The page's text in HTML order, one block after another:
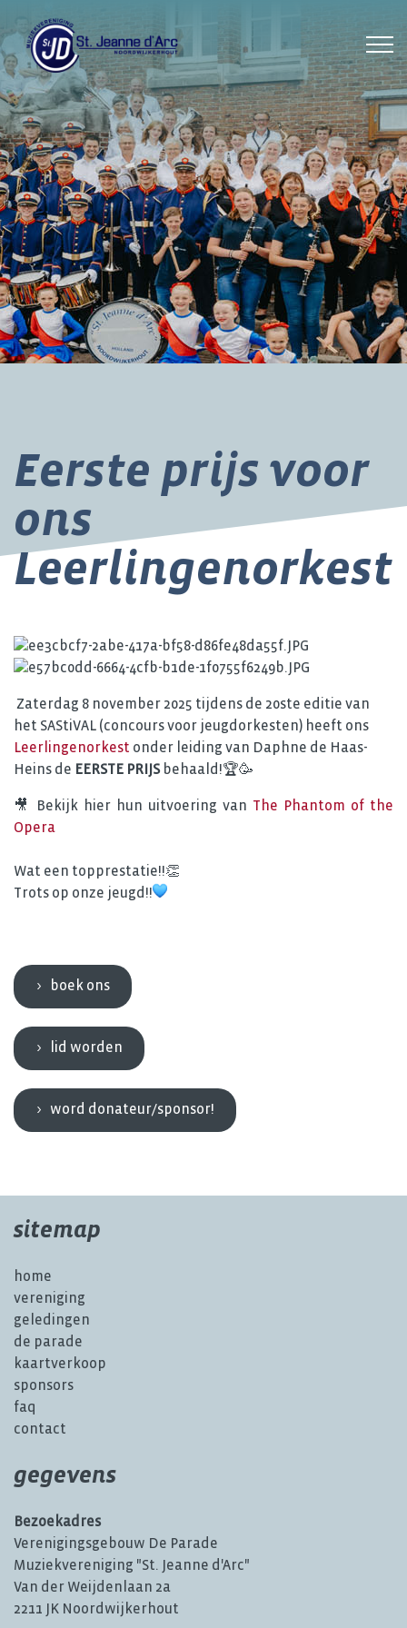
Eerste prijs voor
ons
Leerlingenorkest
Zaterdag 8 november 2025 tijdens de 20ste editie van
het SAStiVAL (concours voor jeugdorkesten) heeft ons
Leerlingenorkest onder leiding van Daphne de Haas-
Heins de EERSTE PRIJSbehaald!🏆🥳
🎥 Bekijk hier hun uitvoering van The Phantom of the
Opera
Wat een topprestatie!!👏
Trots op onze jeugd!!
boek ons
lid worden
word donateur/sponsor!
sitemap
home
vereniging
geledingen
de parade
kaartverkoop
sponsors
faq
contact
gegevens
Bezoekadres
Verenigingsgebouw De Parade
Muziekvereniging "St. Jeanne d'Arc"
Van der Weijdenlaan 2a
2211 JK Noordwijkerhout